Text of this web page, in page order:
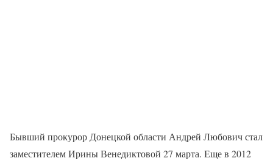
Бывший прокурор Донецкой области Андрей Любович стал
заместителем Ирины Венедиктовой 27 марта. Еще в 2012